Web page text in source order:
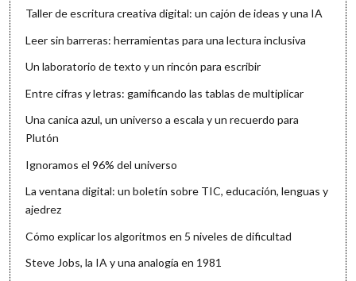
Taller de escritura creativa digital: un cajón de ideas y una IA
Leer sin barreras: herramientas para una lectura inclusiva
Un laboratorio de texto y un rincón para escribir
Entre cifras y letras: gamificando las tablas de multiplicar
Una canica azul, un universo a escala y un recuerdo para
Plutón
Ignoramos el 96% del universo
La ventana digital: un boletín sobre TIC, educación, lenguas y
ajedrez
Cómo explicar los algoritmos en 5 niveles de dificultad
Steve Jobs, la IA y una analogía en 1981